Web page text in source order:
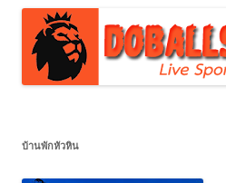
บ้านพักหัวหิน